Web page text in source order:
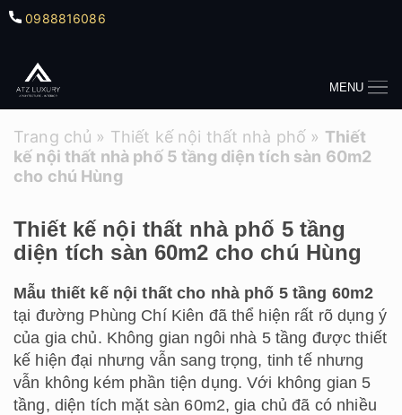
0988816086
MENU
Trang chủ » Thiết kế nội thất nhà phố » Thiết
kế nội thất nhà phố 5 tầng diện tích sàn 60m2
cho chú Hùng
Thiết kế nội thất nhà phố 5 tầng
diện tích sàn 60m2 cho chú Hùng
Mẫu thiết kế nội thất cho nhà phố 5 tầng 60m2
tại đường Phùng Chí Kiên đã thể hiện rất rõ dụng ý
của gia chủ. Không gian ngôi nhà 5 tầng được thiết
kế hiện đại nhưng vẫn sang trọng, tinh tế nhưng
vẫn không kém phần tiện dụng. Với không gian 5
tầng, diện tích mặt sàn 60m2, gia chủ đã có nhiều